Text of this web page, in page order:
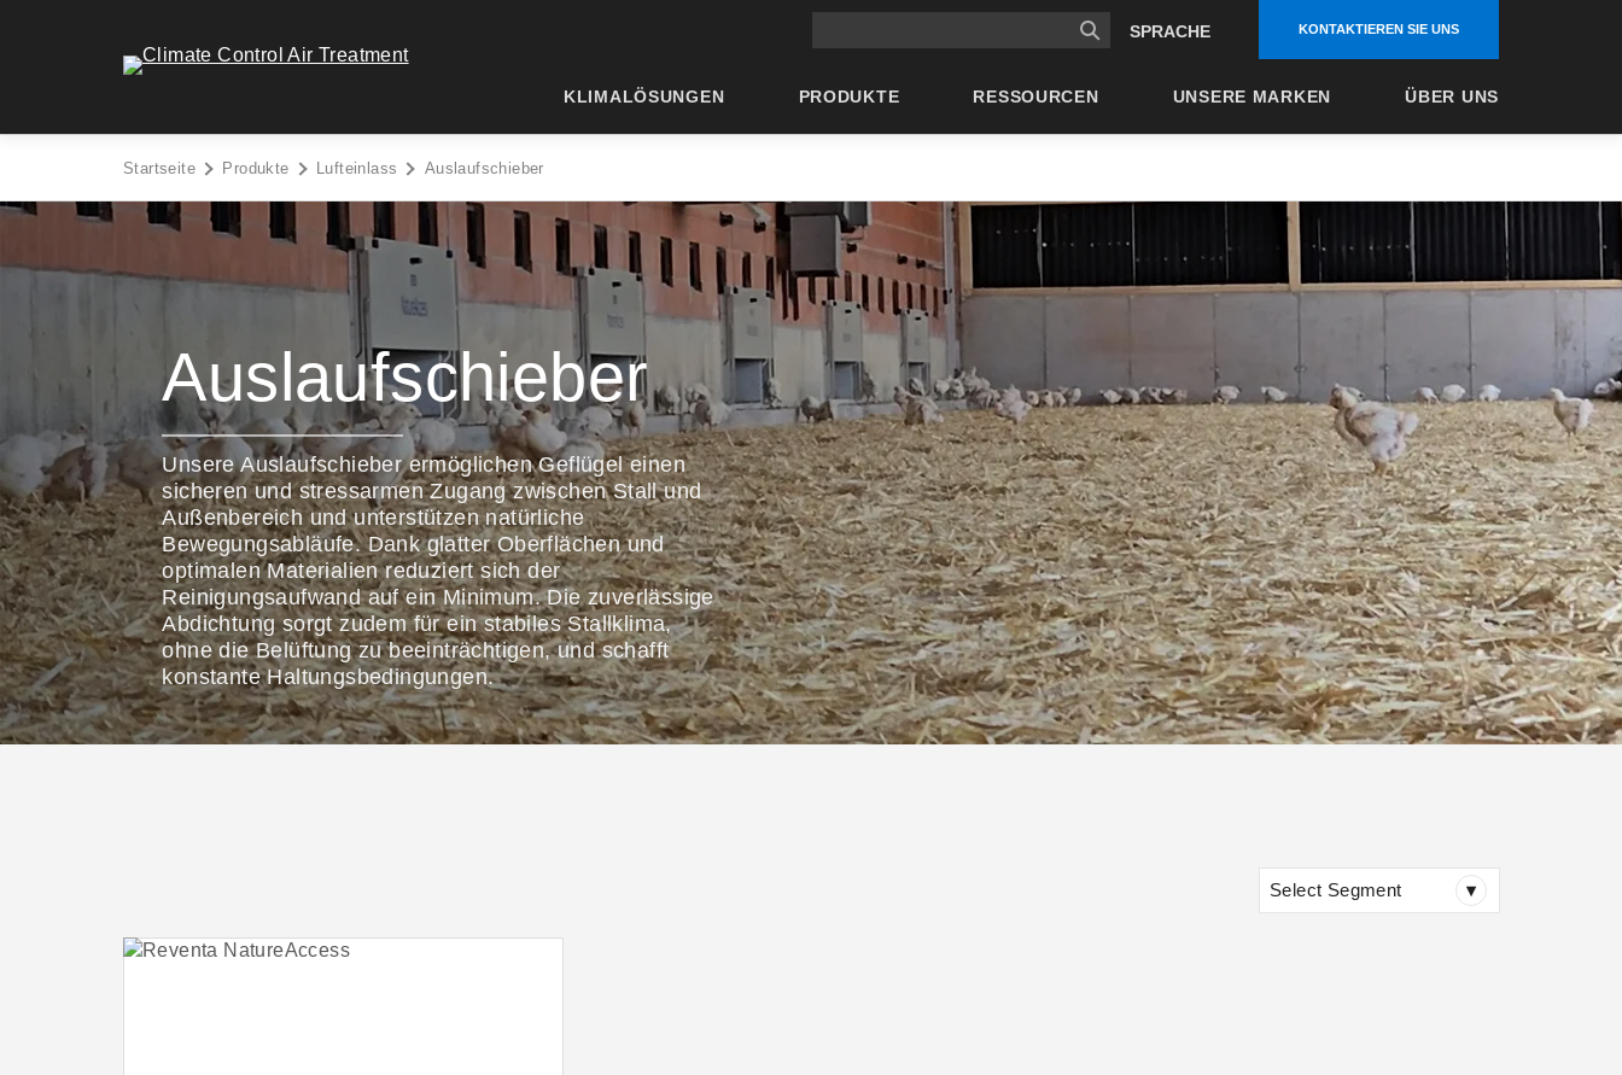
Climate Control Air Treatment - Go to homepage
SPRACHE KONTAKTIEREN SIE UNS
KLIMALÖSUNGEN PRODUKTE RESSOURCEN UNSERE MARKEN ÜBER UNS
Startseite Produkte Lufteinlass Auslaufschieber
Auslaufschieber
Unsere Auslaufschieber ermöglichen Geflügel einen
sicheren und stressarmen Zugang zwischen Stall und
Außenbereich und unterstützen natürliche
Bewegungsabläufe. Dank glatter Oberflächen und
optimalen Materialien reduziert sich der
Reinigungsaufwand auf ein Minimum. Die zuverlässige
Abdichtung sorgt zudem für ein stabiles Stallklima,
ohne die Belüftung zu beeinträchtigen, und schafft
konstante Haltungsbedingungen.
Select Segment ▾